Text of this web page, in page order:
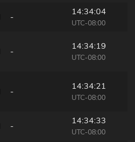
-
14:34:04
UTC-08:00
-
14:34:19
UTC-08:00
-
14:34:21
UTC-08:00
-
14:34:33
UTC-08:00